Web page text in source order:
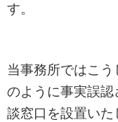
す。
当事務所ではこ
のように事実誤
談窓口を設置いた